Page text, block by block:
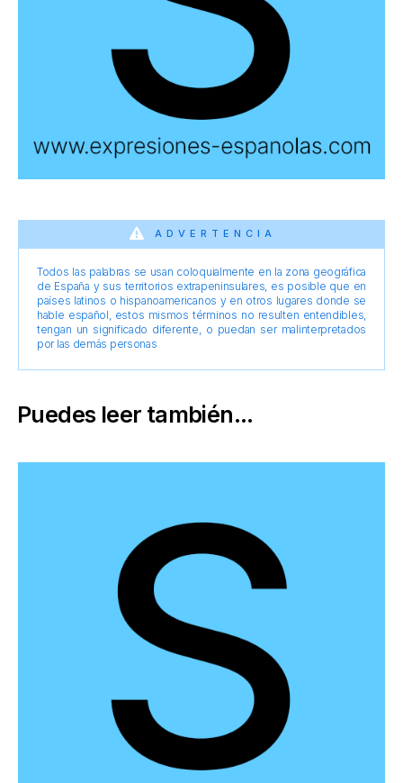
ADVERTENCIA
Todos las palabras se usan coloquialmente en la zona geográfica
de España y sus territorios extrapeninsulares, es posible que en
países latinos o hispanoamericanos y en otros lugares donde se
hable español, estos mismos términos no resulten entendibles,
tengan un significado diferente, o puedan ser malinterpretados
por las demás personas
Puedes leer también...